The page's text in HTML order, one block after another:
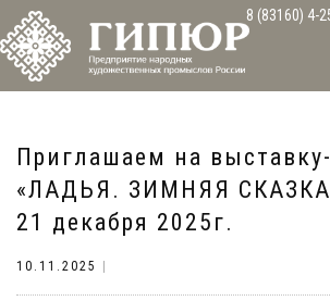
8 (83160) 4-
Приглашаем на
«ЛАДЬЯ. ЗИМНЯЯ
21 декабря 2025г.
10.11.2025